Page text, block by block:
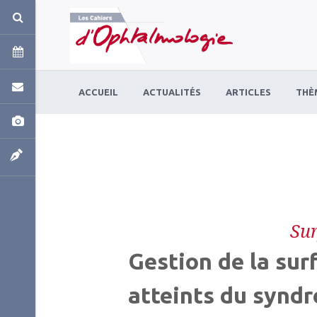
ACCUEIL ACTUALITÉS ARTICLES
Gestion de la
atteints du
Panneau de gestion des cookies